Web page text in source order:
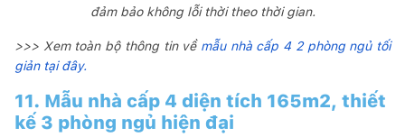
đảm bảo không lỗi thời theo thời gian.
>>> Xem toàn bộ thông tin về mẫu nhà cấp 4 2 phòng ngủ tối
giản tại đây.
11. Mẫu nhà cấp 4 diện tích 165m2, thiết
kế 3 phòng ngủ hiện đại